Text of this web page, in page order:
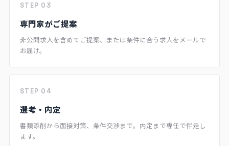
STEP 03
専門家がご提案
非公開求人を含めてご提案、または条件に合う求人をメールで
お届け。
STEP 04
選考・内定
書類添削から面接対策、条件交渉まで。内定まで専任で伴走し
ます。